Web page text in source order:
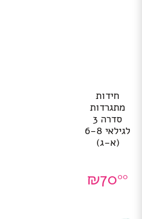
חידות
מתגרדות
סדרה 3
לגילאי 6-8
(א-ג)
₪7000